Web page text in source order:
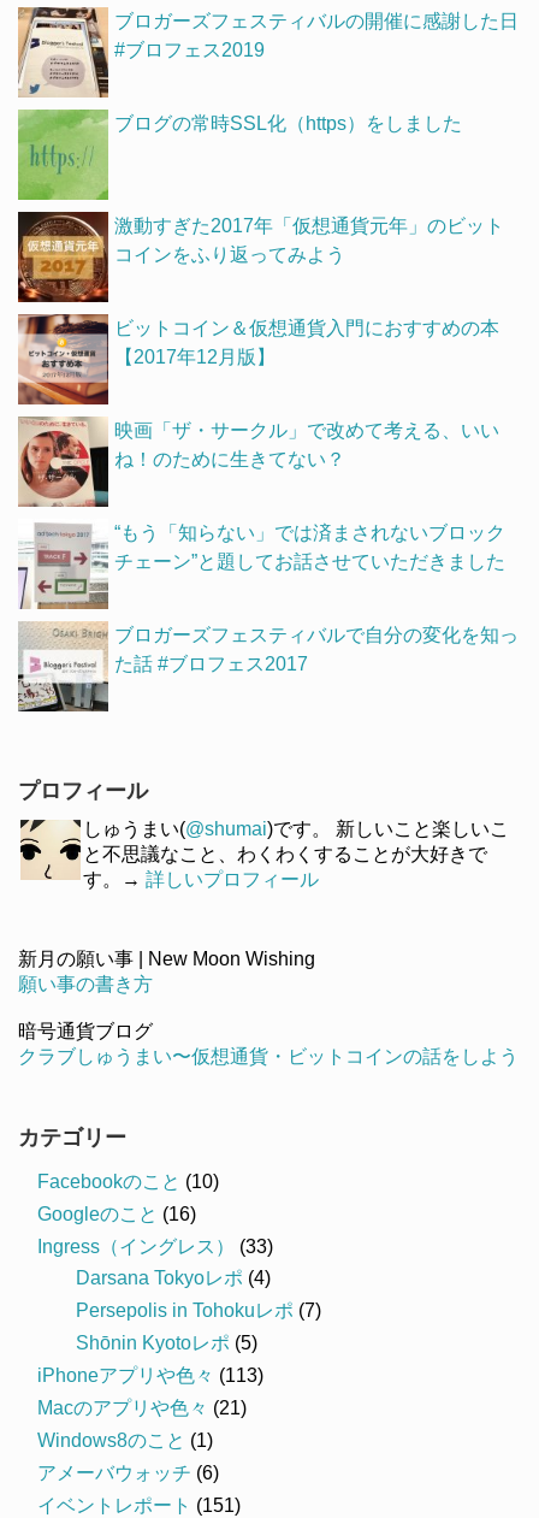
ブロガーズフェスティバルの開催に感謝した日
#ブロフェス2019
ブログの常時SSL化（https）をしました
激動すぎた2017年「仮想通貨元年」のビット
コインをふり返ってみよう
ビットコイン＆仮想通貨入門におすすめの本
【2017年12月版】
映画「ザ・サークル」で改めて考える、いい
ね！のために生きてない？
“もう「知らない」では済まされないブロック
チェーン”と題してお話させていただきました
ブロガーズフェスティバルで自分の変化を知っ
た話 #ブロフェス2017
プロフィール
しゅうまい(@shumai)です。 新しいこと楽しいこ
と不思議なこと、わくわくすることが大好きで
す。→ 詳しいプロフィール
新月の願い事 | New Moon Wishing
願い事の書き方
暗号通貨ブログ
クラブしゅうまい〜仮想通貨・ビットコインの話をしよう
カテゴリー
Facebookのこと (10)
Googleのこと (16)
Ingress（イングレス）
(33)
Darsana Tokyoレポ (4)
Persepolis in Tohokuレポ (7)
Shōnin Kyotoレポ (5)
iPhoneアプリや色々 (113)
Macのアプリや色々 (21)
Windows8のこと (1)
アメーバウォッチ (6)
イベントレポート (151)